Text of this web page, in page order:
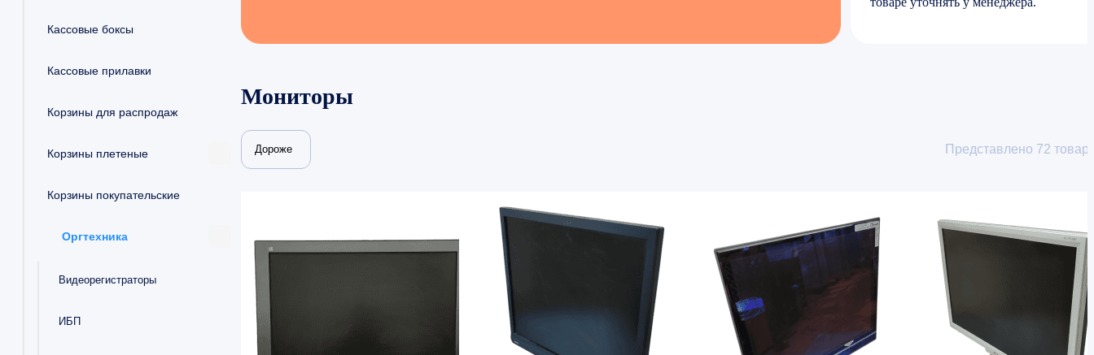
Кассовые боксы
Кассовые прилавки
Корзины для распродаж
Корзины плетеные
Корзины покупательские
Оргтехника
Видеорегистраторы
ИБП
Мониторы
Дороже Представлено 72